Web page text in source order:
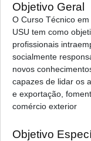
Objetivo Geral
O Curso Técnico
USU tem como
profissionais
socialmente
novos
capazes de lidar os
e exportação,
comércio exterior
Objetivo